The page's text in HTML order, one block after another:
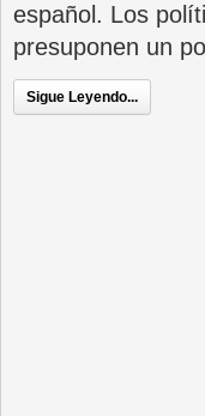
español. Los
presuponen un
Sigue Leyendo...